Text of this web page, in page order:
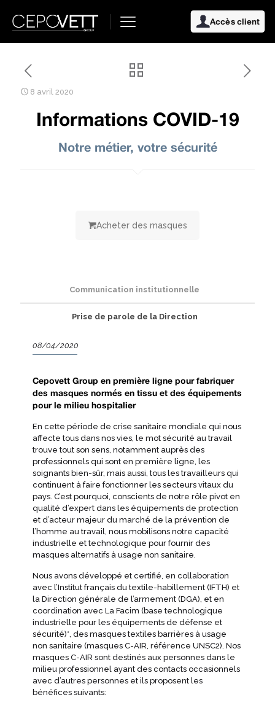
Accès client
8 avril 2020
Informations COVID-19
Notre métier, votre sécurité
Acheter des masques
Communication institutionnelle
Prise de parole de la Direction
08/04/2020
Cepovett Group en première ligne pour fabriquer
des masques normés en tissu et des équipements
pour le milieu hospitalier
En cette période de crise sanitaire mondiale qui nous
affecte tous dans nos vies, le mot sécurité au travail
trouve tout son sens, notamment auprès des
professionnels qui sont en première ligne, les
soignants bien-sûr, mais aussi, tous les travailleurs qui
continuent à faire fonctionner les secteurs vitaux du
pays. C’est pourquoi, conscients de notre rôle pivot en
qualité d’expert dans les équipements de protection
et d’acteur majeur du marché de la prévention de
l’homme au travail, nous mobilisons notre capacité
industrielle et technologique pour fournir des
masques alternatifs à usage non sanitaire.
Nous avons développé et certifié, en collaboration
avec l’Institut français du textile-habillement (IFTH) et
la Direction générale de l’armement (DGA), et en
coordination avec La Facim (base technologique
industrielle pour les équipements de défense et
sécurité)*, des masques textiles barrières à usage
non sanitaire (masques C-AIR, référence UNSC2). Nos
masques C-AIR sont destinés aux personnes dans le
milieu professionnel ayant des contacts occasionnels
avec d’autres personnes et ils proposent les
bénéfices suivants: